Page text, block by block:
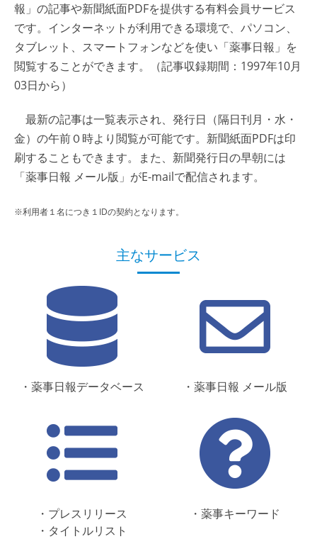
報」の記事や新聞紙面PDFを提供する有料会員サービス
です。インターネットが利用できる環境で、パソコン、
タブレット、スマートフォンなどを使い「薬事日報」を
閲覧することができます。（記事収録期間：1997年10月
03日から）
最新の記事は一覧表示され、発行日（隔日刊月・水・
金）の午前０時より閲覧が可能です。新聞紙面PDFは印
刷することもできます。また、新聞発行日の早朝には
「薬事日報 メール版」がE-mailで配信されます。
※利用者１名につき１IDの契約となります。
主なサービス
・薬事日報データベース ・薬事日報 メール版
・プレスリリース
・タイトルリスト
・薬事キーワード